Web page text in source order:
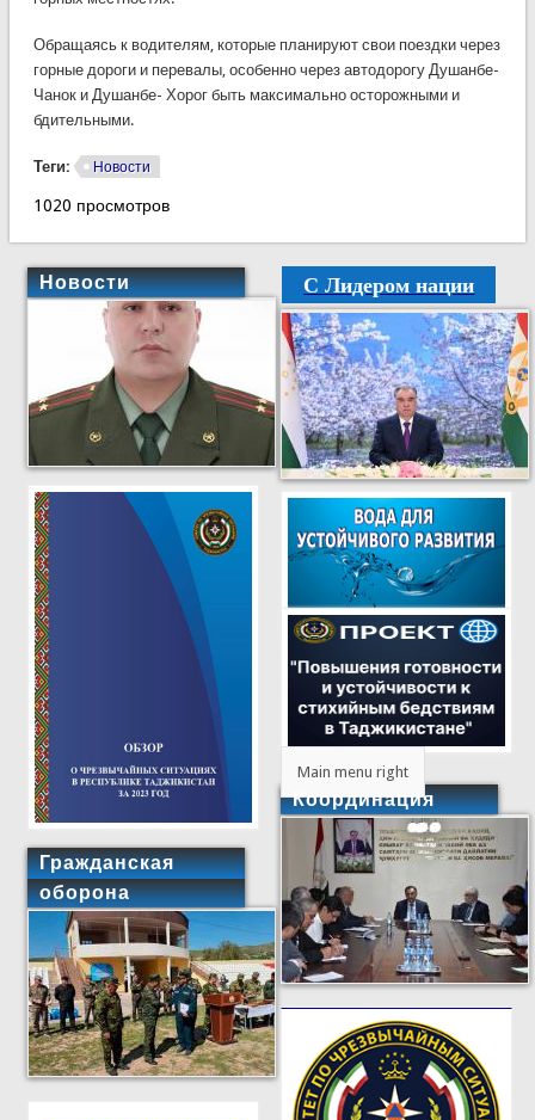
Обращаясь к водителям, которые планируют свои поездки через
горные дороги и перевалы, особенно через автодорогу Душанбе-
Чанок и Душанбе- Хорог быть максимально осторожными и
бдительными.
Теги: Новости
1020 просмотров
Новости
Гражданская
оборона
С Лидером нации
Main menu right
Координация